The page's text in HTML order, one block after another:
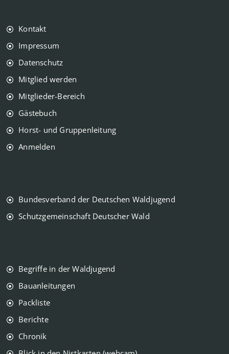
Kontakt
Impressum
Datenschutz
Mitglied werden
Mitglieder-Bereich
Gästebuch
Horst- und Gruppenleitung
Anmelden
Bundesverband der Deutschen Waldjugend
Schutzgemeinschaft Deutscher Wald
Begriffe in der Waldjugend
Bauanleitungen
Packliste
Berichte
Chronik